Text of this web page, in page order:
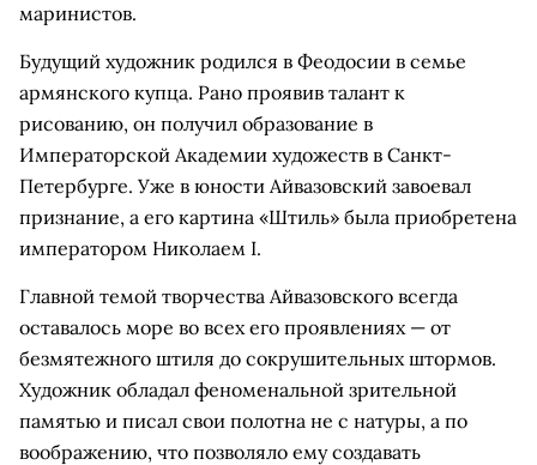
маринистов.
Будущий художник родился в Феодосии в семье
армянского купца. Рано проявив талант к
рисованию, он получил образование в
Императорской Академии художеств в Санкт-
Петербурге. Уже в юности Айвазовский завоевал
признание, а его картина «Штиль» была приобретена
императором Николаем I.
Главной темой творчества Айвазовского всегда
оставалось море во всех его проявлениях — от
безмятежного штиля до сокрушительных штормов.
Художник обладал феноменальной зрительной
памятью и писал свои полотна не с натуры, а по
воображению, что позволяло ему создавать